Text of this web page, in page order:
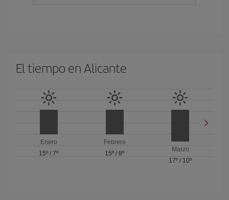
El tiempo en Alicante
Enero
15º /7º
Febrero
15º / 8º
Marzo
17º / 10º